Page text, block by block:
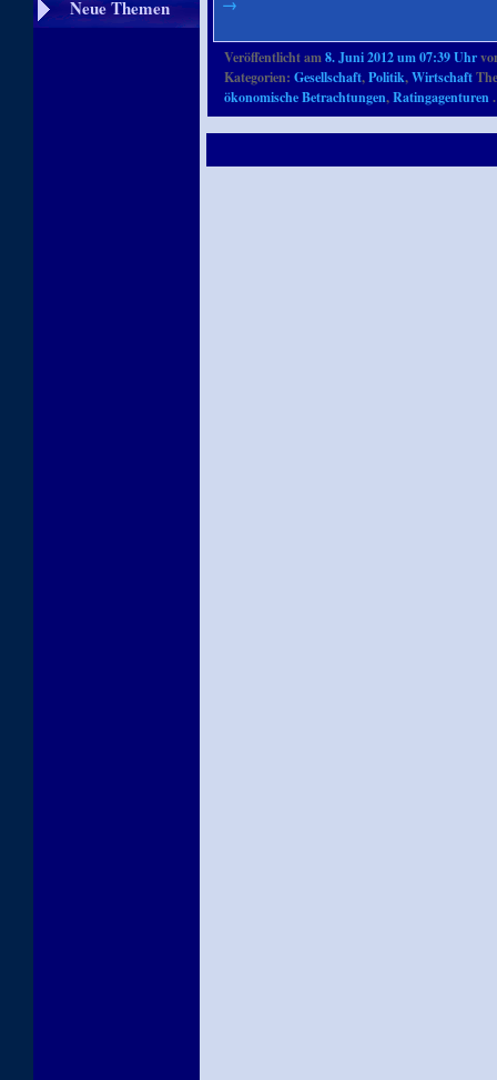
Neue Themen
Veröffentlicht am8. Juni 2012 um 07:39 Uhr
Kategorien:Gesellschaft,Politik,Wirtschaft
ökonomische Betrachtungen,Ratingagenturen.